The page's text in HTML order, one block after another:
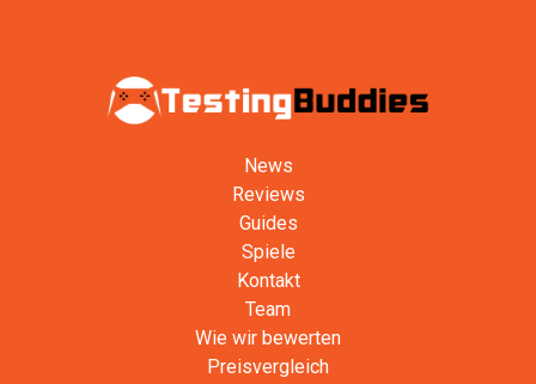
News
Reviews
Guides
Spiele
Kontakt
Team
Wie wir bewerten
Preisvergleich